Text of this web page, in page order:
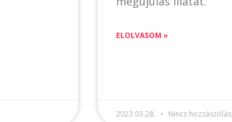
ELOLVASOM »
2023.03.28. Nincs hozzászólás